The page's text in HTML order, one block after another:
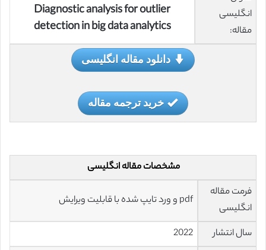
انگلیسی
مقاله:
Diagnostic analysis for outlier
detection in big data analytics
دانلود مقاله انگلیسی
خرید ترجمه مقاله
مشخصات مقاله انگلیسی
فرمت مقاله
انگلیسی
pdf و ورد تایپ شده با قابلیت ویرایش
سال انتشار
2022